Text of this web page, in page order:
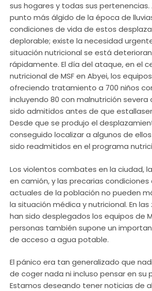
sus hogares y todas sus pertenencias.
punto más álgido de la época de
condiciones de vida de estos
deplorable; existe la necesidad
situación nutricional se está
rápidamente. El día del ataque, en el
nutricional de MSF en Abyei, los
ofreciendo tratamiento a 700 niños
incluyendo 80 con malnutrición severa
sido admitidos antes de que
Desde que se produjo el
conseguido localizar a algunos de
sido readmitidos en el programa
Los violentos combates en la ciudad,
en camión, y las precarias condiciones
actuales de la población no pueden
la situación médica y nutricional. En
han sido desplegados los equipos de
personas también supone un
de acceso a agua potable.
El pánico era tan generalizado que
de coger nada ni incluso pensar en su
Estamos deseando tener noticias de